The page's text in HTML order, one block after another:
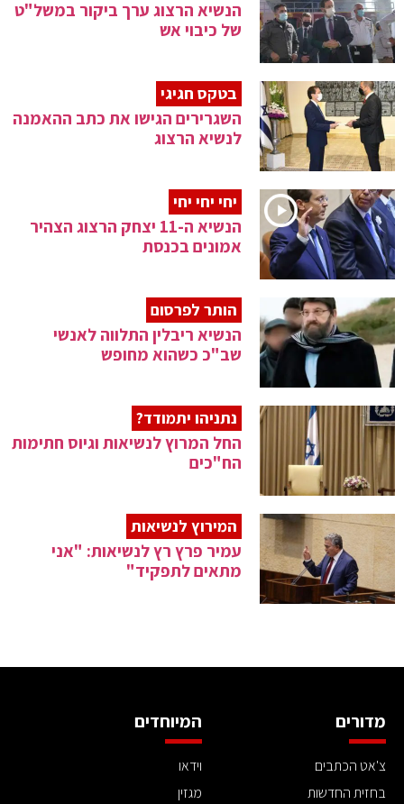
הנשיא הרצוג ערך ביקור במשל"ט
של כיבוי אש
בטקס חגיגי
השגרירים הגישו את כתב ההאמנה
לנשיא הרצוג
יחי יחי יחי
הנשיא ה-11 יצחק הרצוג הצהיר
אמונים בכנסת
הותר לפרסום
הנשיא ריבלין התלווה לאנשי
שב"כ כשהוא מחופש
נתניהו יתמודד?
החל המרוץ לנשיאות וגיוס חתימות
הח"כים
המירוץ לנשיאות
עמיר פרץ רץ לנשיאות: "אני
מתאים לתפקיד"
מדורים
צ'אט הכתבים
בחזית החדשות
המיוחדים
וידאו
מגזין